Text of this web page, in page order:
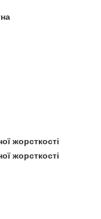
жорсткості
жорсткості